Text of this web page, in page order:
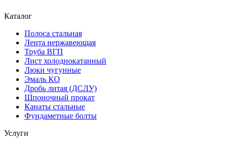
Каталог
Полоса стальная
Лента нержавеющая
Труба ВГП
Лист холоднокатанный
Люки чугунные
Эмаль КО
Дробь литая (ДСЛУ)
Шпоночный прокат
Канаты стальные
Фундаметные болты
Услуги